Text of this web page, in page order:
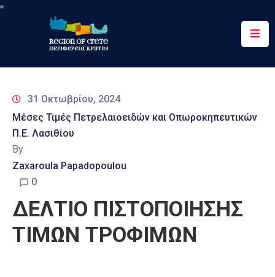
Περιφέρεια
&
Δράσεις
Ψηφιακές
Υπηρεσίες
Επικοινωνία
31 Οκτωβρίου, 2024
Μέσες Τιμές Πετρελαιοειδών και Οπωροκηπευτικών
Π.Ε. Λασιθίου
By
Zaxaroula Papadopoulou
0
ΔΕΛΤΙΟ ΠΙΣΤΟΠΟΙΗΣΗΣ
ΤΙΜΩΝ ΤΡΟΦΙΜΩΝ